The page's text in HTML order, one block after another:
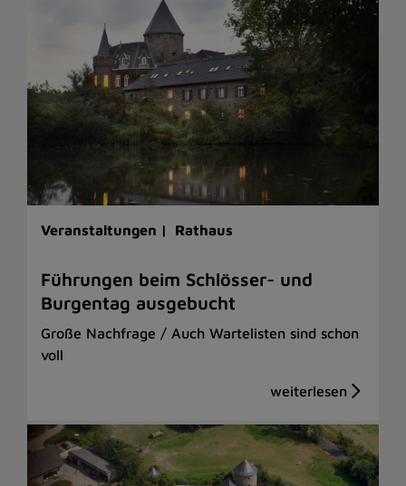
Veranstaltungen | Rathaus
Führungen beim Schlösser- und
Burgentag ausgebucht
Große Nachfrage / Auch Wartelisten sind schon
voll